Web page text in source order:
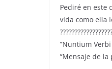
Pediré en este
vida como ella
”Nuntium Verbi
“Mensaje de la